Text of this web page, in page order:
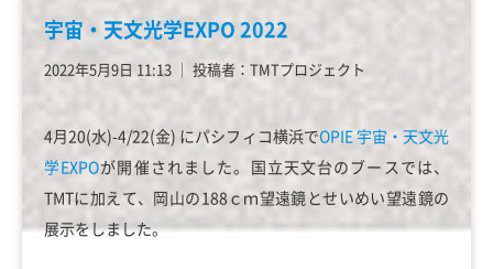
宇宙・天文光学EXPO 2022
2022年5月9日 11:13 │ 投稿者：TMTプロジェクト
4月20(水)-4/22(金) にパシフィコ横浜でOPIE 宇宙・天文光
学EXPOが開催されました。国立天文台のブースでは、
TMTに加えて、岡山の188ｃｍ望遠鏡とせいめい望遠鏡の
展示をしました。